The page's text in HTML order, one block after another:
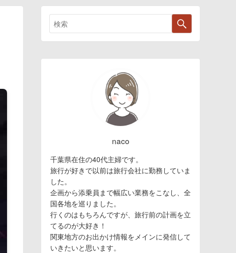
naco
千葉県在住の40代主婦です。
旅行が好きで以前は旅行会社に勤務していま
した。
企画から添乗員まで幅広い業務をこなし、全
国各地を巡りました。
行くのはもちろんですが、旅行前の計画を立
てるのが大好き！
関東地方のお出かけ情報をメインに発信して
いきたいと思います。